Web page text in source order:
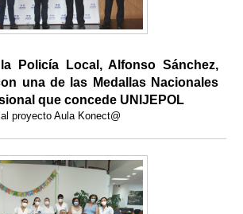
Policía Local, Alfonso Sánchez,
una de las Medallas Nacionales
que concede UNIJEPOL
proyecto Aula Konect@